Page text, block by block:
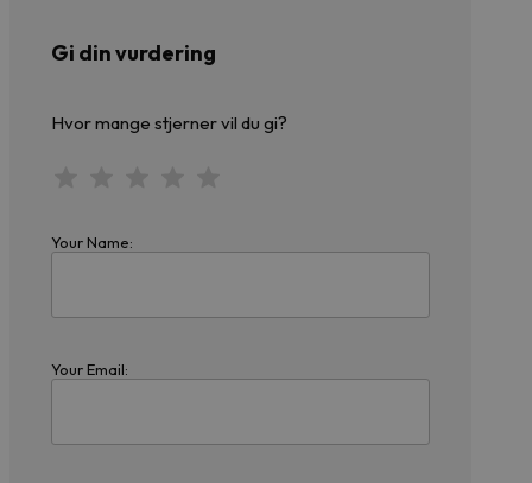
Gi din vurdering
Hvor mange stjerner vil du gi?
Your Name:
Your Email: